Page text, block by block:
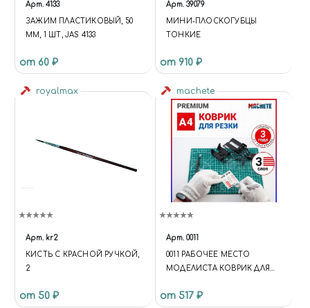
Арт. 4133
ЗАЖИМ ПЛАСТИКОВЫЙ, 50
ММ, 1 ШТ, JAS 4133
от 60 ₽
Арт. 39079
МИНИ-ПЛОСКОГУБЦЫ
ТОНКИЕ
от 910 ₽
royalmax
Арт. kr2
КИСТЬ С КРАСНОЙ РУЧКОЙ,
2
от 50 ₽
machete
Арт. 0011
0011 РАБОЧЕЕ МЕСТО
МОДЕЛИСТА КОВРИК ДЛЯ
от 517 ₽